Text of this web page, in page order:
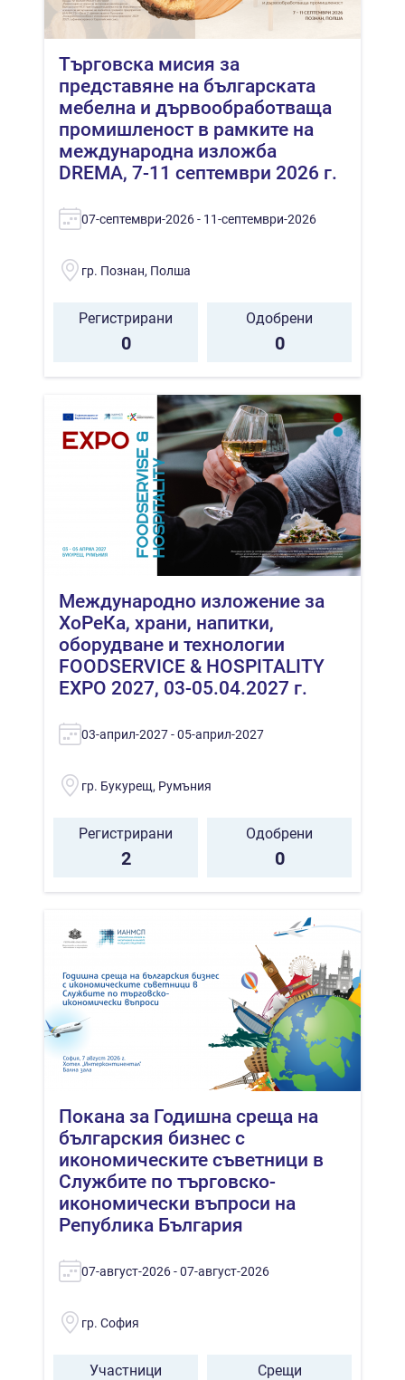
Търговска мисия за
представяне на българската
мебелна и дървообработваща
промишленост в рамките на
международна изложба
DREMA, 7-11 септември 2026 г.
07-септември-2026 - 11-септември-2026
гр. Познан, Полша
Регистрирани
0
Одобрени
0
Международно изложение за
ХоРеКа, храни, напитки,
оборудване и технологии
FOODSERVICE & HOSPITALITY
EXPO 2027, 03-05.04.2027 г.
03-април-2027 - 05-април-2027
гр. Букурещ, Румъния
Регистрирани
2
Одобрени
0
Покана за Годишна среща на
българския бизнес с
икономическите съветници в
Службите по търговско-
икономически въпроси на
Република България
07-август-2026 - 07-август-2026
гр. София
Участници Срещи